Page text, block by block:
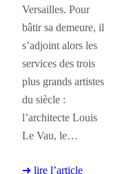
Versailles. Pour
bâtir sa demeure, il
s’adjoint alors les
services des trois
plus grands artistes
du siècle :
l’architecte Louis
Le Vau, le…
➜ lire l’article